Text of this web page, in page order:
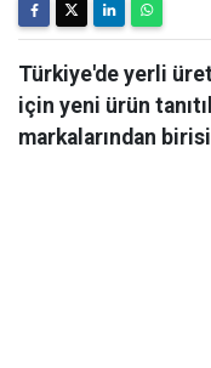
Türkiye'de yerli
için yeni ürün
markalarından